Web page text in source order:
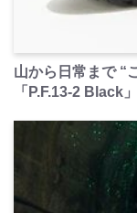
山から日常まで “
「P.F.13-2 Black